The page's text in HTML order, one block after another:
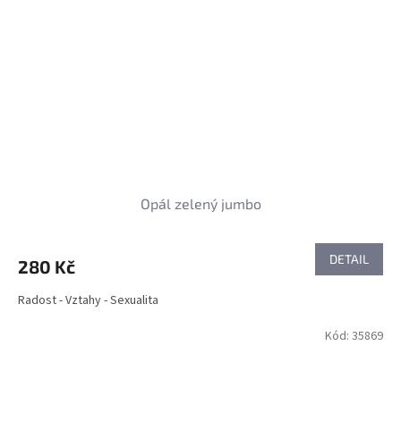
Opál zelený jumbo
280 Kč DETAIL
Radost - Vztahy - Sexualita
Kód: 35869